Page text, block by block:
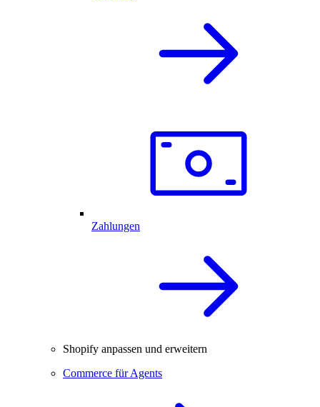
Zahlungen
Shopify anpassen und erweitern
Commerce für Agents